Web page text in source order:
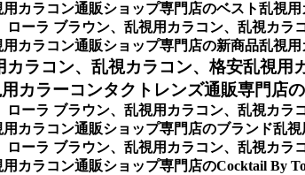
カラコン通販ショップ専門店のベスト乱視
ローラ ブラウン、乱視用カラコン、乱視カ
カラコン通販ショップ専門店の新商品乱視
カラコン、乱視カラコン、格安乱視用
カラーコンタクトレンズ通販専門店
ローラ ブラウン、乱視用カラコン、乱視カ
カラコン通販ショップ専門店のブランド乱
ローラ ブラウン、乱視用カラコン、乱視カ
カラコン通販ショップ専門店のCocktail By